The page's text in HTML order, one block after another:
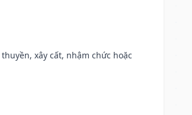
xây cất, nhậm chức hoặc